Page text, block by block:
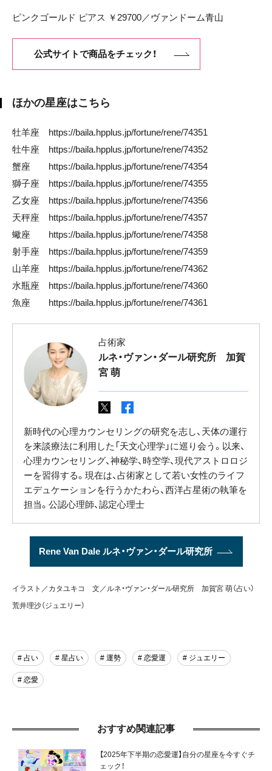
ピンクゴールド ピアス ￥29700／ヴァンドーム青山
公式サイトで商品をチェック！
ほかの星座はこちら
牡羊座 https://baila.hpplus.jp/fortune/rene/74351
牡牛座 https://baila.hpplus.jp/fortune/rene/74352
蟹座 https://baila.hpplus.jp/fortune/rene/74354
獅子座 https://baila.hpplus.jp/fortune/rene/74355
乙女座 https://baila.hpplus.jp/fortune/rene/74356
天秤座 https://baila.hpplus.jp/fortune/rene/74357
蠍座 https://baila.hpplus.jp/fortune/rene/74358
射手座 https://baila.hpplus.jp/fortune/rene/74359
山羊座 https://baila.hpplus.jp/fortune/rene/74362
水瓶座 https://baila.hpplus.jp/fortune/rene/74360
魚座 https://baila.hpplus.jp/fortune/rene/74361
占術家
ルネ・ヴァン・ダール研究所 加賀
宮 萌
新時代の心理カウンセリングの研究を志し、天体の運行
を来談療法に利用した「天文心理学」に巡り会う。以来、
心理カウンセリング、神秘学、時空学、現代アストロロジ
ーを習得する。現在は、占術家として若い女性のライフ
エデュケーションを行うかたわら、西洋占星術の執筆を
担当。公認心理師、認定心理士
Rene Van Dale ルネ・ヴァン・ダール研究所
イラスト／カタユキコ 文／ルネ・ヴァン・ダール研究所 加賀宮 萌（占い）
荒井理沙（ジュエリー）
# 占い # 星占い # 運勢 # 恋愛運 # ジュエリー
# 恋愛
おすすめ関連記事
【2025年下半期の恋愛運】自分の星座を今すぐチ
ェック！